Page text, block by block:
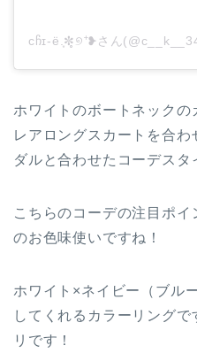
cჩɪ‐ë.͙✼̥୭⁺❥ さん
ホワイトのボートネックの
レアロングスカートを合
ダルと合わせたコーデスタ
こちらのコーデの注目ポ
のお色味使いですね！
ホワイト×ネイビー（ブル
してくれるカラーリング
リです！